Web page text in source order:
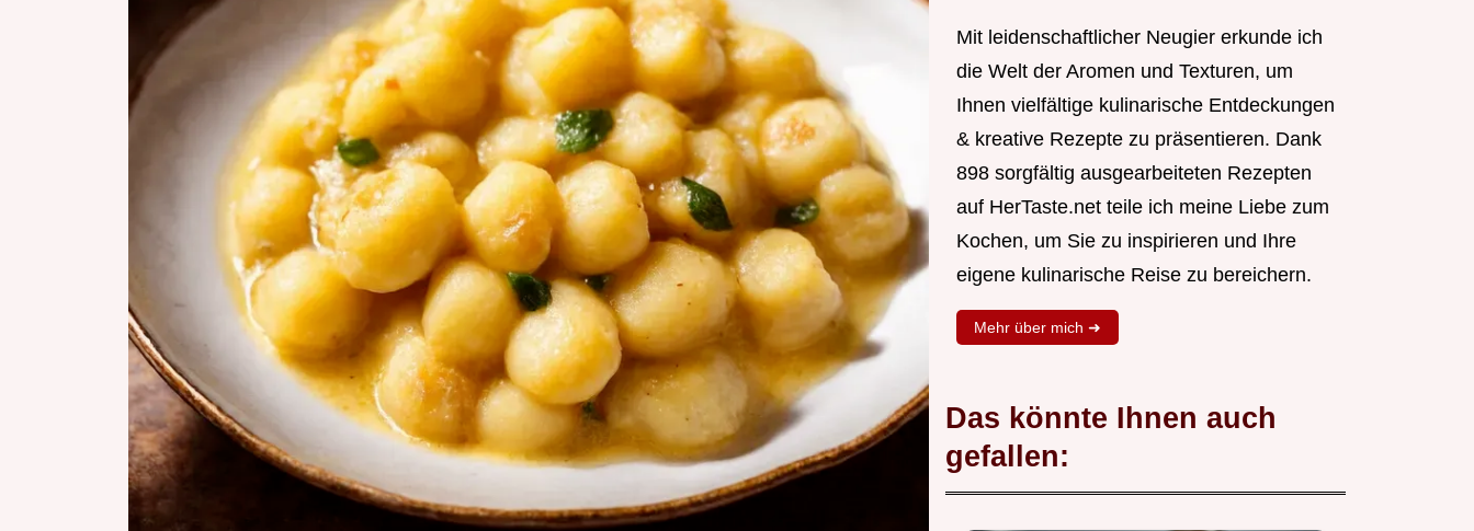
Mit leidenschaftlicher Neugier erkunde ich
die Welt der Aromen und Texturen, um
Ihnen vielfältige kulinarische Entdeckungen
& kreative Rezepte zu präsentieren. Dank
898 sorgfältig ausgearbeiteten Rezepten
auf HerTaste.net teile ich meine Liebe zum
Kochen, um Sie zu inspirieren und Ihre
eigene kulinarische Reise zu bereichern.
Mehr über mich ➜
Das könnte Ihnen auch
gefallen: